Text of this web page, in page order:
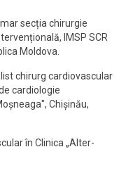
secția chirurgie
IMSP SCR
Moldova.
chirurg cardiovascular
cardiologie
Chișinău,
în Clinica „Alter-